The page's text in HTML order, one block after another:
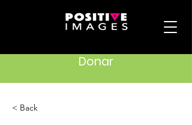
Donar
< Back